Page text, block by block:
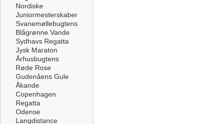
Nordiske
Juniormesterskaber
Svanemøllebugtens
Blågrønne Vande
Sydhavs Regatta
Jysk Maraton
Århusbugtens
Røde Rose
Gudenåens Gule
Åkande
Copenhagen
Regatta
Odense
Langdistance